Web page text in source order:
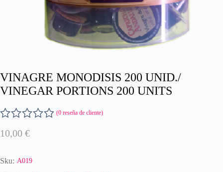
VINAGRE MONODISIS 200 UNID./
VINEGAR PORTIONS 200 UNITS
V
a
o
(0 reseña de cliente)
10,00 €
Sku: A019